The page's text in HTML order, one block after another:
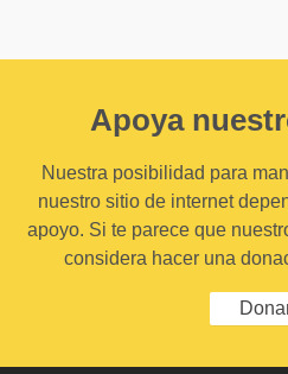
Apoya
Nuestra posibilidad para
nuestro sitio de internet
apoyo. Si te parece que
considera hacer una